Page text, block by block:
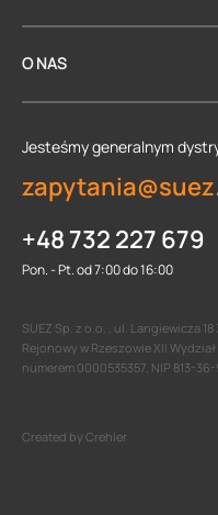
O NAS
Jesteśmy generalnym
+48 732 227 679
Pon. - Pt. od 7:00 do 16:00
SUEZ Sp. z o.o. , ul. Langiewicza
Rejonowy w Rzeszowie XII
numerem 0000535357, NIP 813-
Created by Crehler